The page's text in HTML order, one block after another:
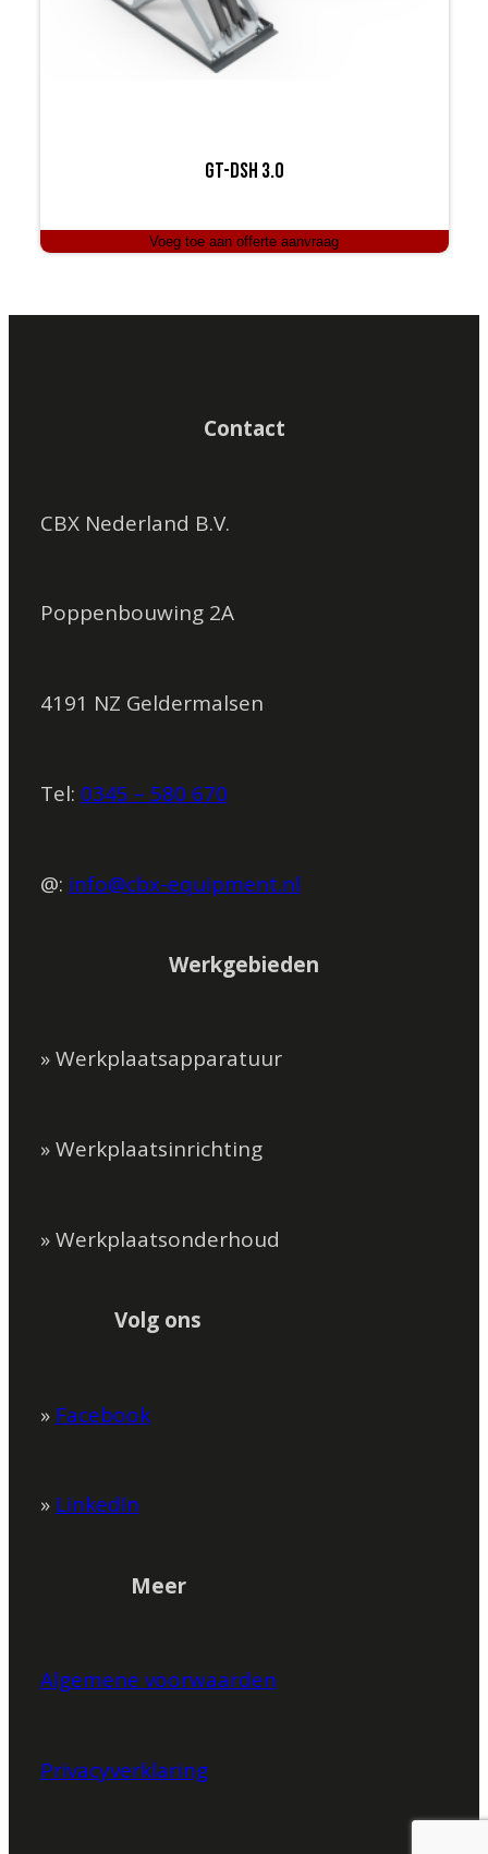
GT-DSH 3.0
Voeg toe aan offerte aanvraag
Contact
CBX Nederland B.V.
Poppenbouwing 2A
4191 NZ Geldermalsen
Tel: 0345 – 580 670
@: info@cbx-equipment.nl
Werkgebieden
» Werkplaatsapparatuur
» Werkplaatsinrichting
» Werkplaatsonderhoud
Volg ons
» Facebook
» LinkedIn
Meer
Algemene voorwaarden
Privacyverklaring